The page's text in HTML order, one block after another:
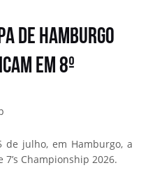
de Hamburgo
em 8º
de julho, em Hamburgo, a
Championship 2026.